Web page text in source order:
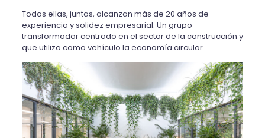
Todas ellas, juntas, alcanzan más de 20 años de
experiencia y solidez empresarial. Un grupo
transformador centrado en el sector de la construcción y
que utiliza como vehículo la economía circular.